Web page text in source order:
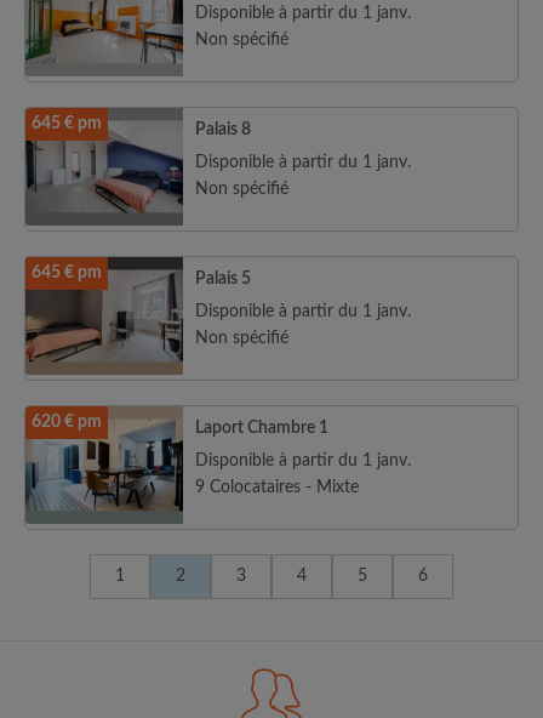
Disponible à partir du 1 janv.
Non spécifié
645 € pm
Palais 8
Disponible à partir du 1 janv.
Non spécifié
645 € pm
Palais 5
Disponible à partir du 1 janv.
Non spécifié
620 € pm
Laport Chambre 1
Disponible à partir du 1 janv.
9 Colocataires - Mixte
1 2 3 4 5 6